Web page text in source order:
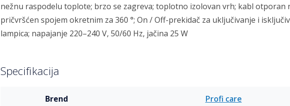
nežnu raspodelu toplote; brzo se zagreva; toplotno izolovan vrh; kabl otporan
pričvršćen spojem okretnim za 360 °; On / Off-prekidač za uključivanje i
lampica; napajanje 220–240 V, 50/60 Hz, jačina 25 W
Specifikacija
brend Profi care